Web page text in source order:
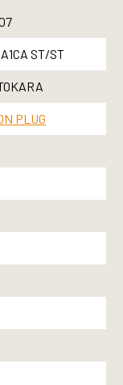
ST/ST
PLUG